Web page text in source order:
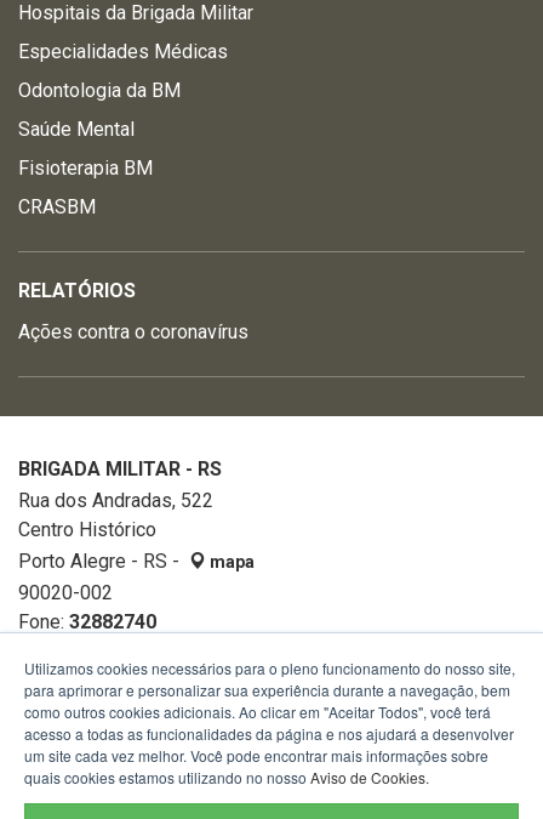
Hospitais da Brigada Militar
Especialidades Médicas
Odontologia da BM
Saúde Mental
Fisioterapia BM
CRASBM
RELATÓRIOS
Ações contra o coronavírus
BRIGADA MILITAR - RS
Rua dos Andradas, 522
Centro Histórico
Porto Alegre - RS -
mapa
90020-002
Fone: 32882740
Utilizamos cookies necessários para o pleno funcionamento do nosso site,
para aprimorar e personalizar sua experiência durante a navegação, bem
como outros cookies adicionais. Ao clicar em "Aceitar Todos", você terá
acesso a todas as funcionalidades da página e nos ajudará a desenvolver
um site cada vez melhor. Você pode encontrar mais informações sobre
quais cookies estamos utilizando no nosso Aviso de Cookies.